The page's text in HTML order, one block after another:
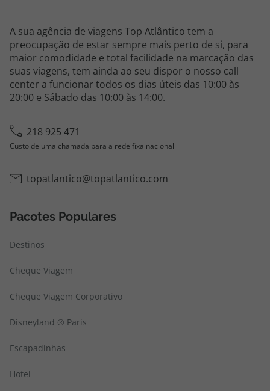
A sua agência de viagens Top Atlântico tem a
preocupação de estar sempre mais perto de si, para
maior comodidade e total facilidade na marcação das
suas viagens, tem ainda ao seu dispor o nosso call
center a funcionar todos os dias úteis das 10:00 às
20:00 e Sábado das 10:00 às 14:00.
218 925 471
Custo de uma chamada para a rede fixa nacional
topatlantico@topatlantico.com
Pacotes Populares
Destinos
Cheque Viagem
Cheque Viagem Corporativo
Disneyland ® Paris
Escapadinhas
Hotel